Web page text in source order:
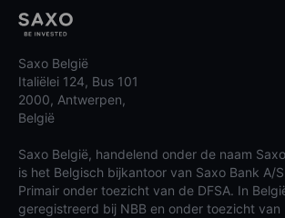
Saxo België
Italiëlei 124, Bus 101
2000, Antwerpen,
België
Saxo België, handelend onder de naam
is het Belgisch bijkantoor van Saxo Bank A/
Primair onder toezicht van de DFSA. In
geregistreerd bij NBB en onder toezicht van